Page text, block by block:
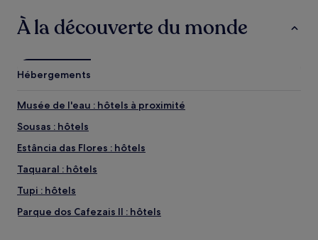
À la découverte du monde
Hébergements
Musée de l'eau : hôtels à proximité
Sousas : hôtels
Estância das Flores : hôtels
Taquaral : hôtels
Tupi : hôtels
Parque dos Cafezais II : hôtels